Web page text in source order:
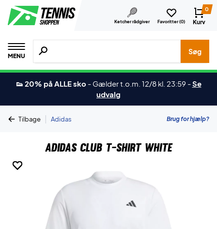
Ketcher rådgiver Favoritter (0)
0
Kurv
MENU
Søg efter produkter, mærker etc.
Søg
👟 20% på ALLE sko - Gælder t.o.m. 12/8 kl. 23:59 -Se
udvalg
Tilbage | Adidas Brug for hjælp?
Adidas Club T-shirt White